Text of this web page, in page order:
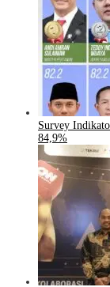
Survey
84,9%